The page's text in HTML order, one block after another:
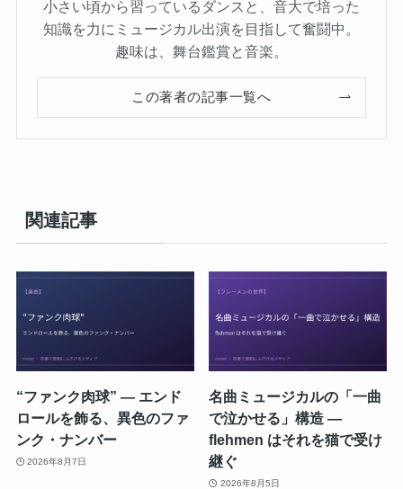
小さい頃から習っているダンスと、音大で培った
知識を力にミュージカル出演を目指して奮闘中。
趣味は、舞台鑑賞と音楽。
この著者の記事一覧へ
関連記事
“ファンク肉球” ― エンド
ロールを飾る、異色のファ
ンク・ナンバー
2026年8月7日
名曲ミュージカルの「一曲
で泣かせる」構造 ―
flehmen はそれを猫で受け
継ぐ
2026年8月5日